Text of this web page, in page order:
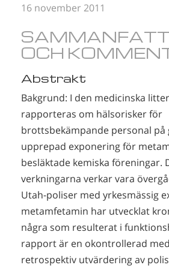
16 november 2011
OCH
Abstrakt
Bakgrund: I den medicinska
rapporteras om hälsorisker för
brottsbekämpande personal på
upprepad exponering för
besläktade kemiska föreningar.
verkningarna verkar vara
Utah-poliser med yrkesmässig
metamfetamin har utvecklat
några som resulterat i
rapport är en okontrollerad
retrospektiv utvärdering av